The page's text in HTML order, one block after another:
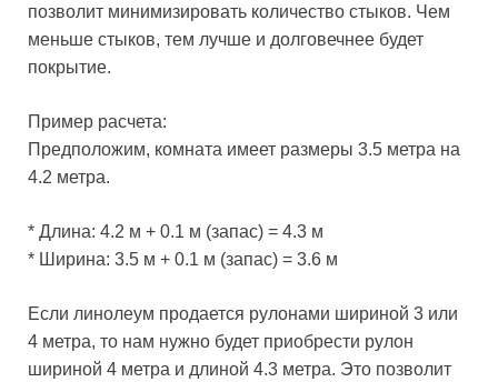
позволит минимизировать количество стыков. Чем
меньше стыков, тем лучше и долговечнее будет
покрытие.
Пример расчета:
Предположим, комната имеет размеры 3.5 метра на
4.2 метра.
* Длина: 4.2 м + 0.1 м (запас) = 4.3 м
* Ширина: 3.5 м + 0.1 м (запас) = 3.6 м
Если линолеум продается рулонами шириной 3 или
4 метра, то нам нужно будет приобрести рулон
шириной 4 метра и длиной 4.3 метра. Это позволит